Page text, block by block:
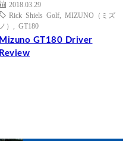
2018.03.29
Rick Shiels Golf
MIZUNO（ミズ
ノ）
GT180
Mizuno GT180 Driver
Review